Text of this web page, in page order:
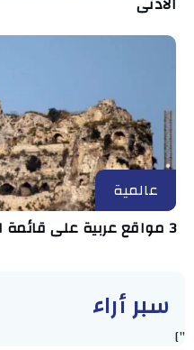
عالمية
3 مواقع عربية على قائمة التراث العالمي المهدد بالخطر
سبر أراء
"]